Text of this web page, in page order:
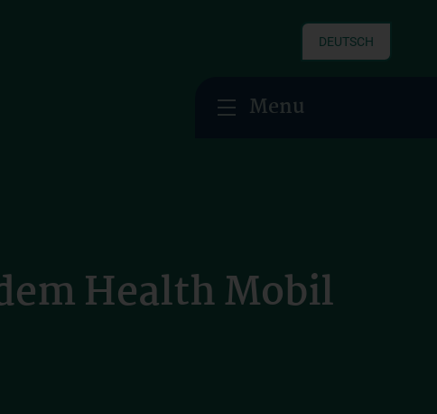
DEUTSCH
Menu
Health Mobil